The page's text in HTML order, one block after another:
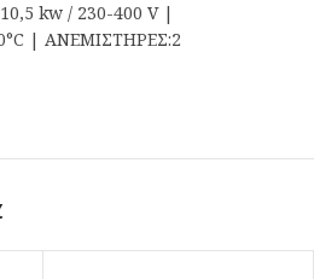
kw / 230-400 V |
| ΑΝΕΜΙΣΤΗΡΕΣ:2